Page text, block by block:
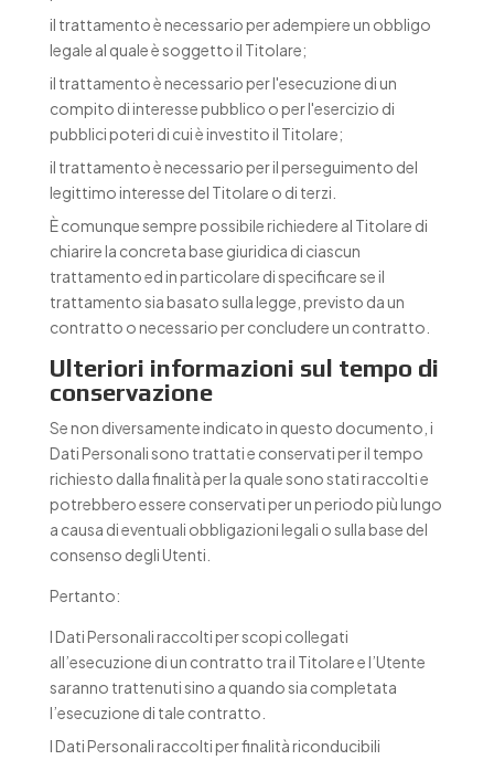
il trattamento è necessario per adempiere un obbligo
legale al quale è soggetto il Titolare;
il trattamento è necessario per l'esecuzione di un
compito di interesse pubblico o per l'esercizio di
pubblici poteri di cui è investito il Titolare;
il trattamento è necessario per il perseguimento del
legittimo interesse del Titolare o di terzi.
È comunque sempre possibile richiedere al Titolare di
chiarire la concreta base giuridica di ciascun
trattamento ed in particolare di specificare se il
trattamento sia basato sulla legge, previsto da un
contratto o necessario per concludere un contratto.
Ulteriori informazioni sul tempo di
conservazione
Se non diversamente indicato in questo documento, i
Dati Personali sono trattati e conservati per il tempo
richiesto dalla finalità per la quale sono stati raccolti e
potrebbero essere conservati per un periodo più lungo
a causa di eventuali obbligazioni legali o sulla base del
consenso degli Utenti.
Pertanto:
I Dati Personali raccolti per scopi collegati
all’esecuzione di un contratto tra il Titolare e l’Utente
saranno trattenuti sino a quando sia completata
l’esecuzione di tale contratto.
I Dati Personali raccolti per finalità riconducibili